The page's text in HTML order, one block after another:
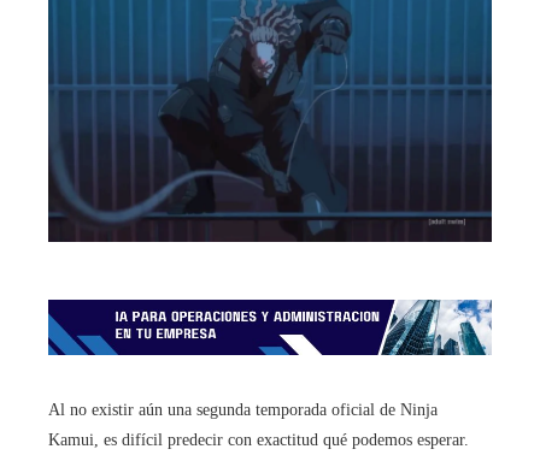
Al no existir aún una segunda temporada oficial de Ninja
Kamui, es difícil predecir con exactitud qué podemos esperar.